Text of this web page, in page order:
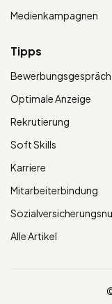
Medienkampagnen
Tipps
Bewerbungsgespräch
Optimale Anzeige
Rekrutierung
Soft Skills
Karriere
Mitarbeiterbindung
Alle Artikel